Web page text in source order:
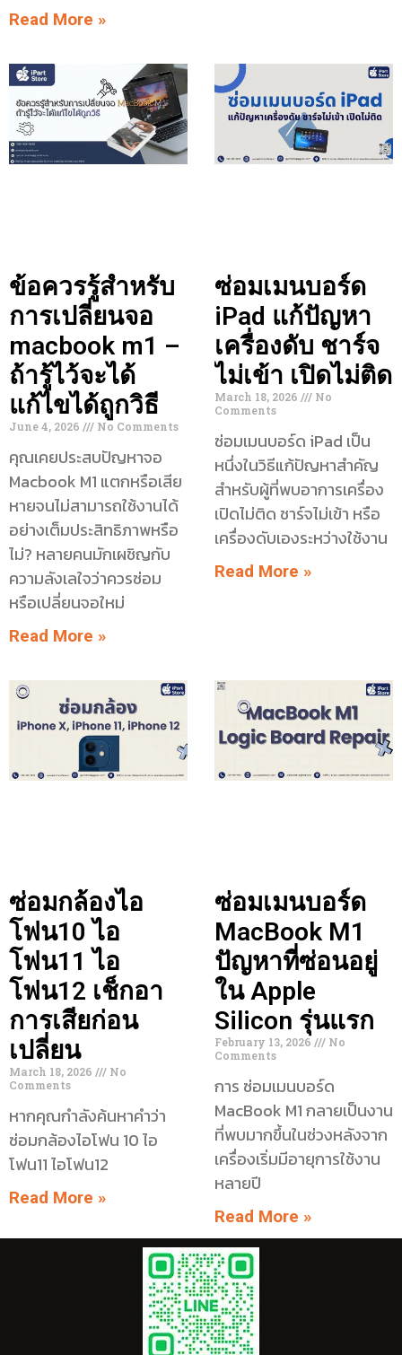
Read More »
ข้อควรรู้สำหรับ
การเปลี่ยนจอ
macbook m1 –
ถ้ารู้ไว้จะได้
แก้ไขได้ถูกวิธี
June 4, 2026 No Comments
คุณเคยประสบปัญหาจอ
Macbook M1 แตกหรือเสีย
หายจนไม่สามารถใช้งานได้
อย่างเต็มประสิทธิภาพหรือ
ไม่? หลายคนมักเผชิญกับ
ความลังเลใจว่าควรซ่อม
หรือเปลี่ยนจอใหม่
Read More »
ซ่อมเมนบอร์ด
iPad แก้ปัญหา
เครื่องดับ ชาร์จ
ไม่เข้า เปิดไม่ติด
March 18, 2026
No
Comments
ซ่อมเมนบอร์ด iPad เป็น
หนึ่งในวิธีแก้ปัญหาสำคัญ
สำหรับผู้ที่พบอาการเครื่อง
เปิดไม่ติด ชาร์จไม่เข้า หรือ
เครื่องดับเองระหว่างใช้งาน
Read More »
ซ่อมกล้องไอ
โฟน10 ไอ
โฟน11 ไอ
โฟน12 เช็กอา
การเสียก่อน
เปลี่ยน
March 18, 2026
No
Comments
หากคุณกำลังค้นหาคำว่า
ซ่อมกล้องไอโฟน 10 ไอ
โฟน11 ไอโฟน12
Read More »
ซ่อมเมนบอร์ด
MacBook M1
ปัญหาที่ซ่อนอยู่
ใน Apple
Silicon รุ่นแรก
February 13, 2026
No
Comments
การ ซ่อมเมนบอร์ด
MacBook M1 กลายเป็นงาน
ที่พบมากขึ้นในช่วงหลังจาก
เครื่องเริ่มมีอายุการใช้งาน
หลายปี
Read More »